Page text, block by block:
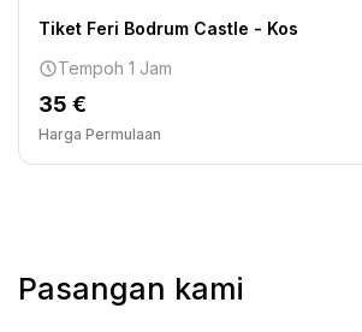
Tiket Feri Bodrum Castle - Kos
Tempoh 1 Jam
35 €
Harga Permulaan
Pasangan kami